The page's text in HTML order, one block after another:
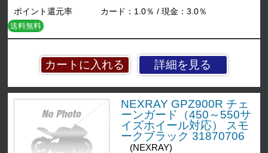
詳細を見る
ポイント還元率
カード：1.0％ / 現金：3.0％
送料無料
NEXRAY GPZ900R チェ
ーンガード（450～550サ
イズホイール対応） スモ
ークブラック 31870706
(NEXRAY)